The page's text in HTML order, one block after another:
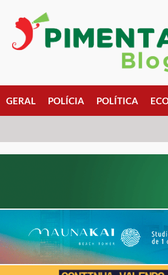
GERAL POLÍCIA POLÍTICA